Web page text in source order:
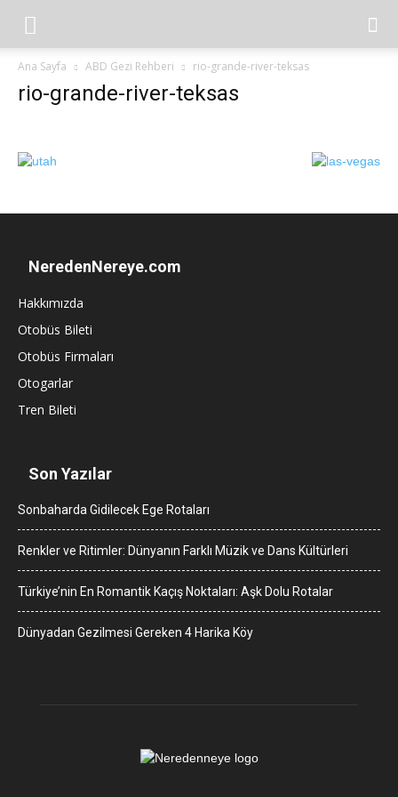
Ana Sayfa ABD Gezi Rehberi rio-grande-river-teksas
rio-grande-river-teksas
NeredenNereye.com
Hakkımızda
Otobüs Bileti
Otobüs Firmaları
Otogarlar
Tren Bileti
Son Yazılar
Sonbaharda Gidilecek Ege Rotaları
Renkler ve Ritimler: Dünyanın Farklı Müzik ve Dans Kültürleri
Türkiye’nin En Romantik Kaçış Noktaları: Aşk Dolu Rotalar
Dünyadan Gezilmesi Gereken 4 Harika Köy